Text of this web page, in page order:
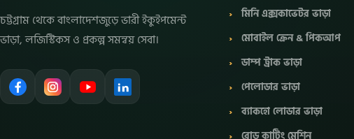
চট্টগ্রাম থেকে বাংলাদেশজুড়ে ভারী ইকুইপমেন্ট
ভাড়া, লজিস্টিকস ও প্রকল্প সমন্বয় সেবা।
মিনি এক্সকাভেটর ভাড়া
মোবাইল ক্রেন & পিকআপ
ডাম্প ট্রাক ভাড়া
পেলোডার ভাড়া
ব্যাকহো লোডার ভাড়া